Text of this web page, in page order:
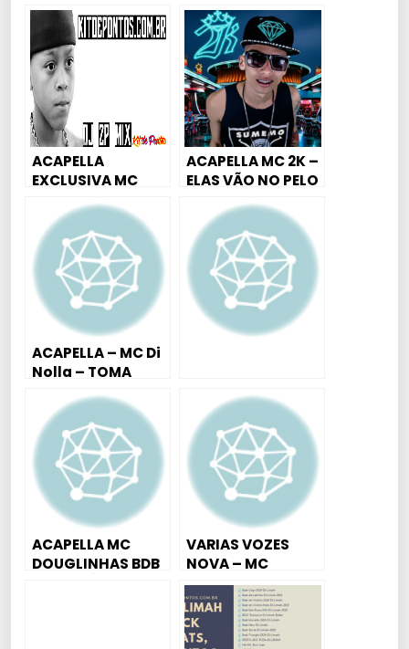
ACAPELLA
EXCLUSIVA MC
SENTANDO VEM
KIKANDO [DJ 2P
MIX]
ACAPELLA MC 2K –
ELAS VÃO NO PELO
ACAPELLA – MC Di
Nolla – TOMA
ACAPELLA MC
DOUGLINHAS BDB
VARIAS VOZES
NOVA – MC
MALVIM 2019 –
EXCLUSIVAS